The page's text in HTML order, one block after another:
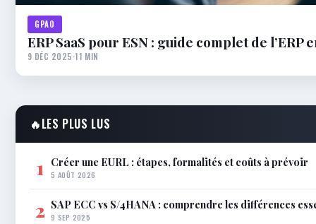
GPAO
ERP SaaS pour ESN : guide complet de l’ERP
9 DÉC 2025·11 MIN
🔥LES PLUS LUS
1 Créer une EURL : étapes, formalités et coûts à prévoir
5 AOÛT 2026
2 SAP ECC vs S/4HANA : comprendre les différences
9 SEP 2025